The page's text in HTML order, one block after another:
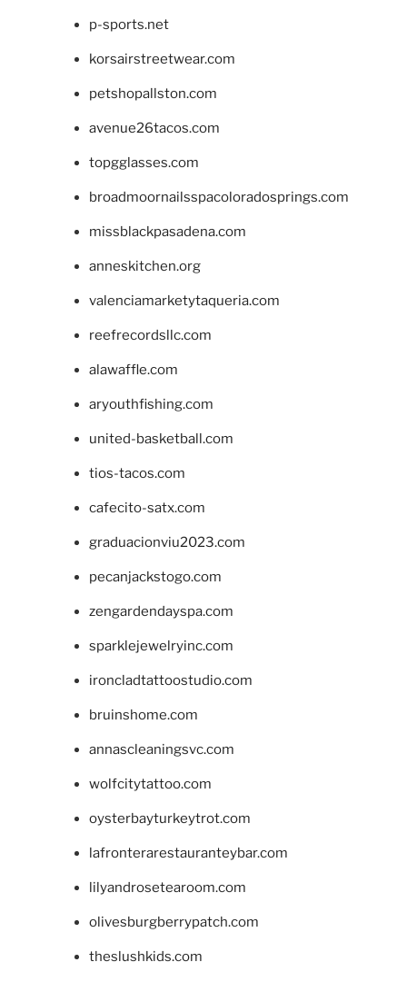
p-sports.net
korsairstreetwear.com
petshopallston.com
avenue26tacos.com
topgglasses.com
broadmoornailsspacoloradosprings.com
missblackpasadena.com
anneskitchen.org
valenciamarketytaqueria.com
reefrecordsllc.com
alawaffle.com
aryouthfishing.com
united-basketball.com
tios-tacos.com
cafecito-satx.com
graduacionviu2023.com
pecanjackstogo.com
zengardendayspa.com
sparklejewelryinc.com
ironcladtattoostudio.com
bruinshome.com
annascleaningsvc.com
wolfcitytattoo.com
oysterbayturkeytrot.com
lafronterarestauranteybar.com
lilyandrosetearoom.com
olivesburgberrypatch.com
theslushkids.com